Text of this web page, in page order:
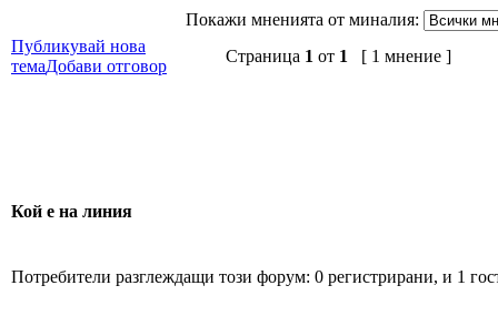
Покажи мненията от миналия:
Публикувай нова
темаДобави отговор
Страница 1 от 1 [ 1 мнение ]
Кой е на линия
Потребители разглеждащи този форум: 0 регистрирани, и 1